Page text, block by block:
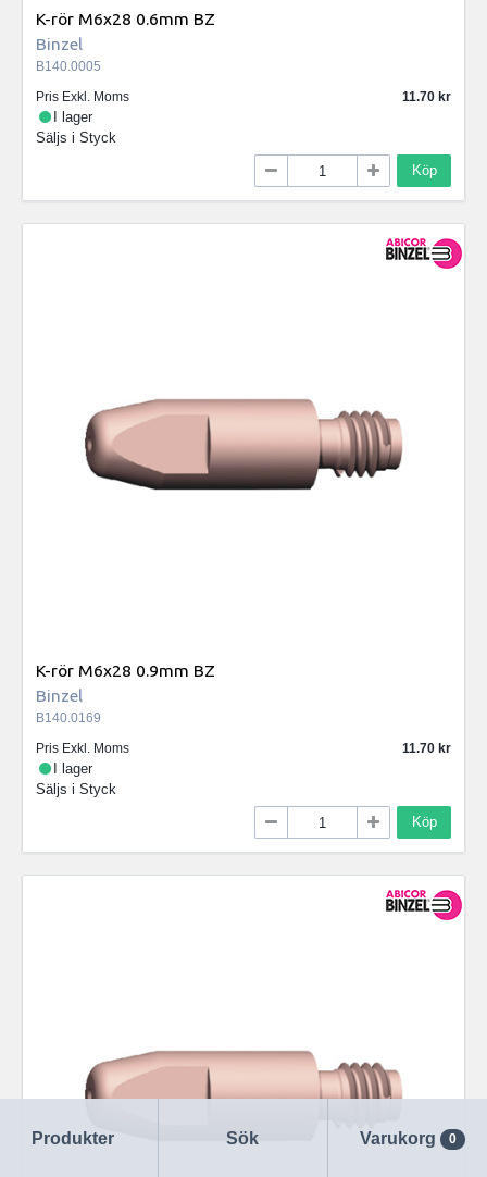
Produkter Sök Varukorg 0
K-rör M6x28 0.6mm BZ
Binzel
B140.0005
Pris Exkl. Moms
11.70
I lager
Säljs i Styck
Köp
K-rör M6x28 0.9mm BZ
Binzel
B140.0169
Pris Exkl. Moms
11.70
I lager
Säljs i Styck
Köp